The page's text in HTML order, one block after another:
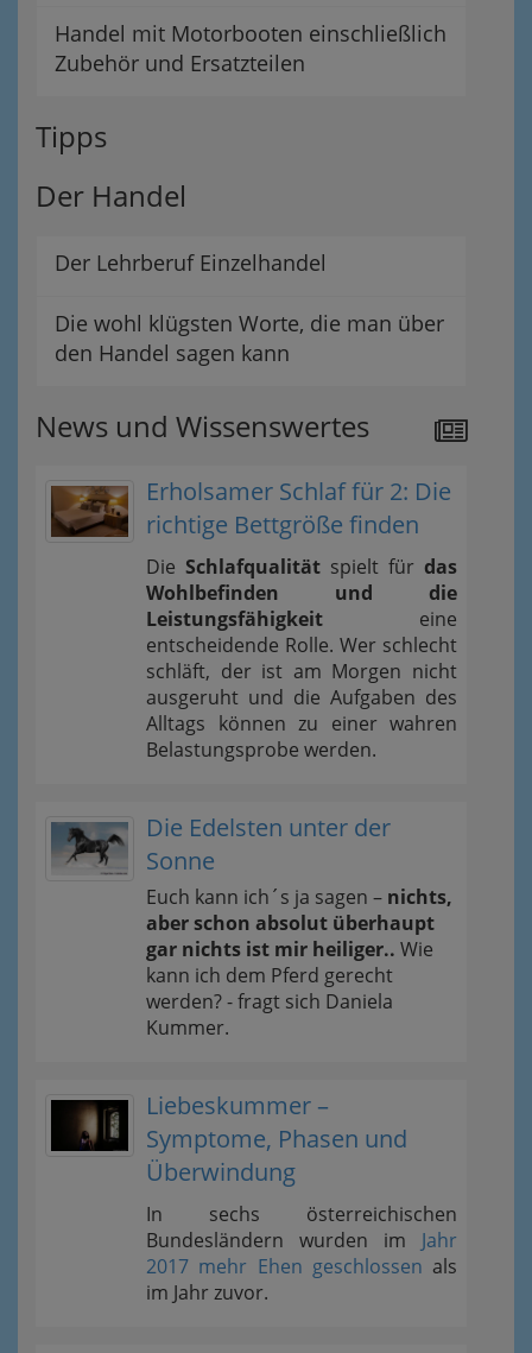
Handel mit Motorbooten einschließlich
Zubehör und Ersatzteilen
Tipps
Der Handel
Der Lehrberuf Einzelhandel
Die wohl klügsten Worte, die man über
den Handel sagen kann
News und Wissenswertes
Erholsamer Schlaf für 2: Die
richtige Bettgröße finden
Die Schlafqualität spielt für das
Wohlbefinden und die
Leistungsfähigkeit eine
entscheidende Rolle. Wer schlecht
schläft, der ist am Morgen nicht
ausgeruht und die Aufgaben des
Alltags können zu einer wahren
Belastungsprobe werden.
Die Edelsten unter der
Sonne
Euch kann ich´s ja sagen – nichts,
aber schon absolut überhaupt
gar nichts ist mir heiliger.. Wie
kann ich dem Pferd gerecht
werden? - fragt sich Daniela
Kummer.
Liebeskummer –
Symptome, Phasen und
Überwindung
In sechs österreichischen
Bundesländern wurden im Jahr
2017 mehr Ehen geschlossen als
im Jahr zuvor.